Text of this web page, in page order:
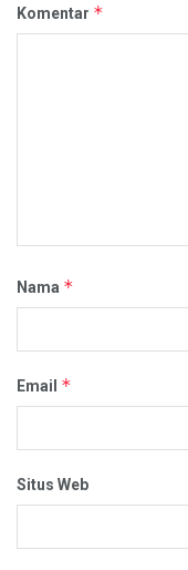
Komentar *
Nama *
Email *
Situs Web